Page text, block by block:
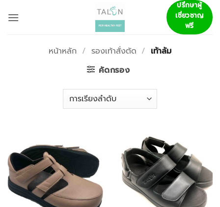
ปรึกษาผู้
เชี่ยวชาญ
ฟรี
หน้าหลัก / รองเท้าสั่งตัด / เท้าล้ม
คัดกรอง